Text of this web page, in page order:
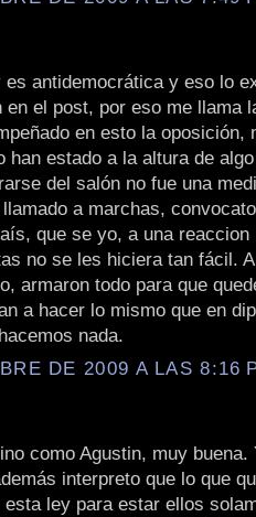
es antidemocrática y eso lo
en el post, por eso me llama
en esto la oposición,
han estado a la altura de
del salón no fue una
a marchas,
que se yo, a una reaccion
no se les hiciera tan fácil.
armaron todo para que
a hacer lo mismo que en
nada.
DE 2009 A LAS 8:16
como Agustin, muy buena.
interpreto que lo que
ley para estar ellos